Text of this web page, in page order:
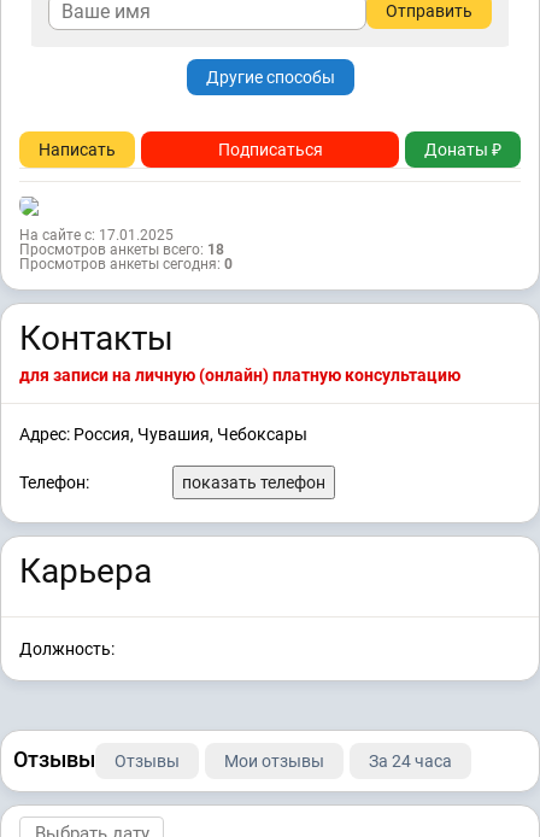
Отправить
Другие способы
Написать Подписаться Донаты ₽
На сайте с: 17.01.2025
Просмотров анкеты всего: 18
Просмотров анкеты сегодня: 0
Контакты
для записи на личную (онлайн) платную консультацию
Адрес: Россия, Чувашия, Чебоксары
Телефон: показать телефон
Карьера
Должность:
Отзывы Отзывы Мои отзывы За 24 часа